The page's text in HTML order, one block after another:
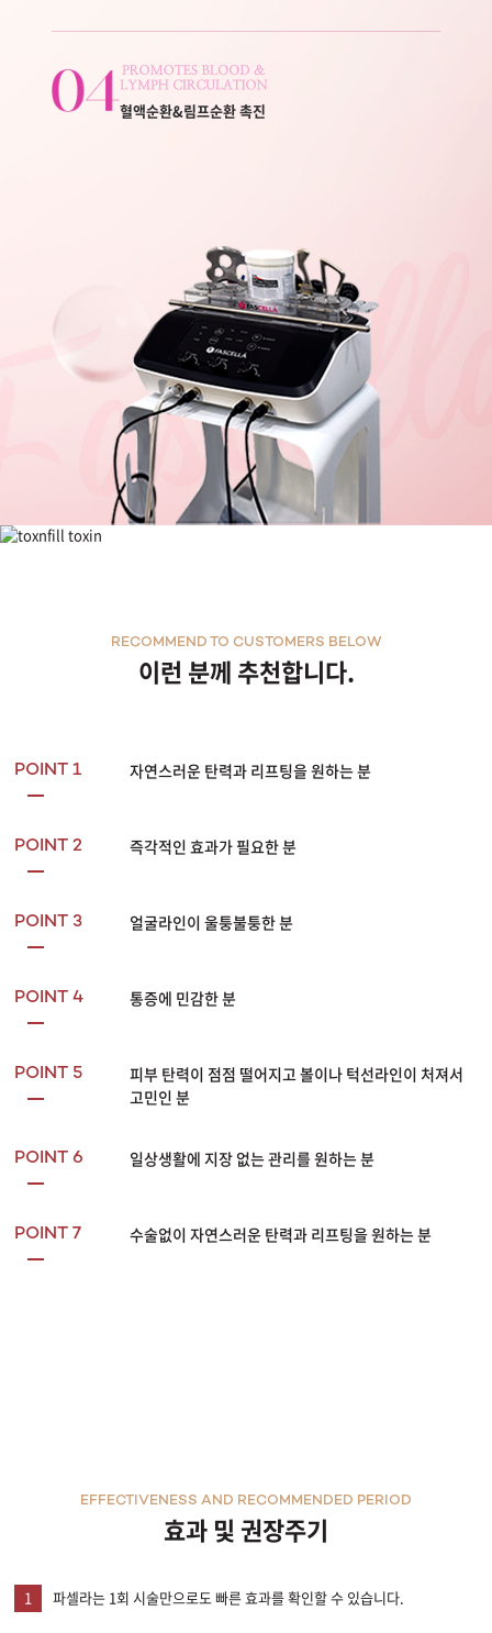
혈액순환&림프순환 촉진
이런 분께 추천합니다.
RECOMMEND TO CUSTOMERS BELOW
POINT 1 자연스러운 탄력과 리프팅을 원하는 분
POINT 2 즉각적인 효과가 필요한 분
POINT 3 얼굴라인이 울퉁불퉁한 분
POINT 4 통증에 민감한 분
POINT 5
피부 탄력이 점점 떨어지고 볼이나 턱선라인이 처져서
고민인 분
POINT 6 일상생활에 지장 없는 관리를 원하는 분
POINT 7 수술없이 자연스러운 탄력과 리프팅을 원하는 분
효과 및 권장주기
EFFECTIVENESS AND RECOMMENDED PERIOD
1 파셀라는 1회 시술만으로도 빠른 효과를 확인할 수 있습니다.